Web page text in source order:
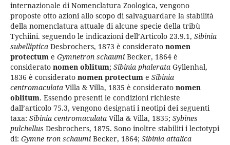
internazionale di Nomenclatura Zoologica, vengono
proposte otto azioni allo scopo di salvaguardare la stabilità
della nomenclatura attuale di alcune specie della tribù
Tychiini. seguendo le indicazioni dell’Articolo 23.9.1, Sibinia
subellipticaDesbrochers, 1873 è considerato nomen
protectume Gymnetron schaumiBecker, 1864 è
considerato nomen oblitum; Sibinia phalerataGyllenhal,
1836 è considerato nomen protectume Sibinia
centromaculataVilla & Villa, 1835 è considerato nomen
oblitum. Essendo presenti le condizioni richieste
dall’articolo 75.3, vengono designati i neotipi dei seguenti
taxa: Sibinia centromaculataVilla & Villa, 1835; Sybines
pulchellus Desbrochers, 1875. Sono inoltre stabiliti i lectotypi
di: Gymne­ tron schaumiBecker, 1864; Sibinia attalica